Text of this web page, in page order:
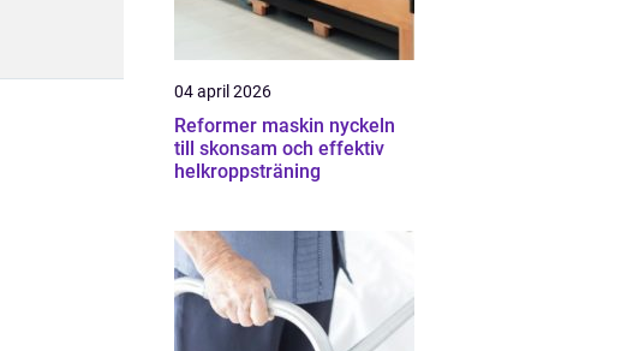
04 april 2026
Reformer maskin nyckeln
till skonsam och effektiv
helkroppsträning